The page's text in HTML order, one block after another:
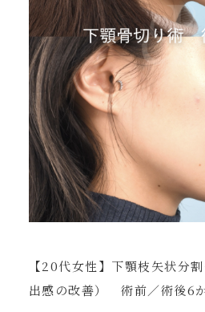
【20代女性】下顎枝矢状分
出感の改善） 術前／術後6